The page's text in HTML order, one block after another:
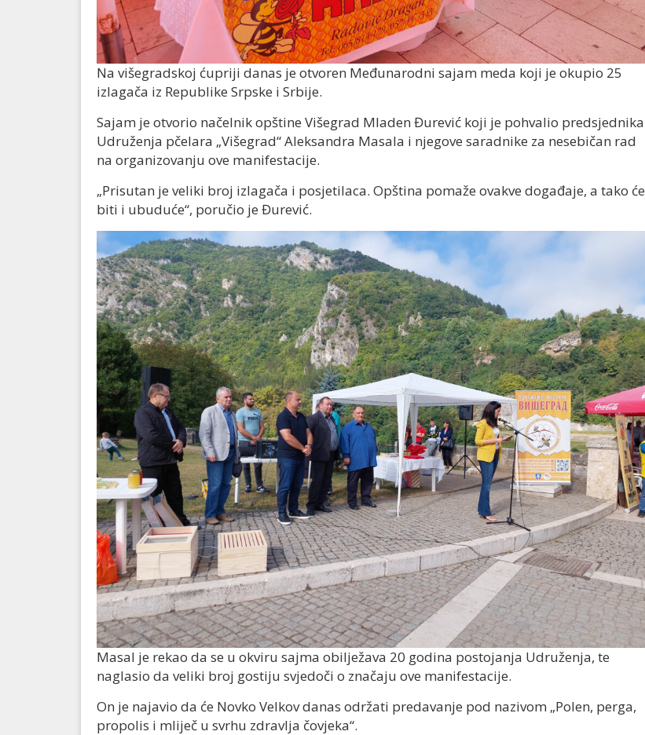
Na višegradskoj ćupriji danas je otvoren Međunarodni sajam meda koji je okupio 25
izlagača iz Republike Srpske i Srbije.
Sajam je otvorio načelnik opštine Višegrad Mladen Đurević koji je pohvalio predsjednika
Udruženja pčelara „Višegrad“ Aleksandra Masala i njegove saradnike za nesebičan rad
na organizovanju ove manifestacije.
„Prisutan je veliki broj izlagača i posjetilaca. Opština pomaže ovakve događaje, a tako će
biti i ubuduće“, poručio je Đurević.
Masal je rekao da se u okviru sajma obilježava 20 godina postojanja Udruženja, te
naglasio da veliki broj gostiju svjedoči o značaju ove manifestacije.
On je najavio da će Novko Velkov danas održati predavanje pod nazivom „Polen, perga,
propolis i mliječ u svrhu zdravlja čovjeka“.